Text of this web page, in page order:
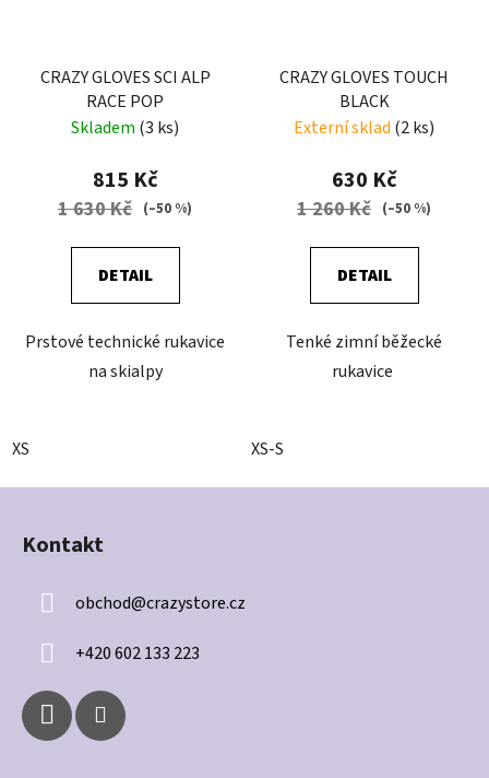
CRAZY GLOVES SCI ALP
RACE POP
Skladem (3 ks)
815 Kč
1 630 Kč (–50 %)
DETAIL
Prstové technické rukavice
na skialpy
XS
CRAZY GLOVES TOUCH
BLACK
Externí sklad (2 ks)
630 Kč
1 260 Kč (–50 %)
DETAIL
Tenké zimní běžecké
rukavice
XS-S
Z
Kontakt
obchod@crazystore.cz
+420 602 133 223